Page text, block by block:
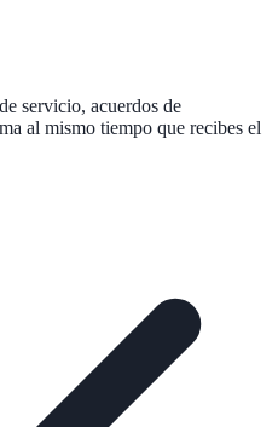
servicio, acuerdos de
al mismo tiempo que recibes el